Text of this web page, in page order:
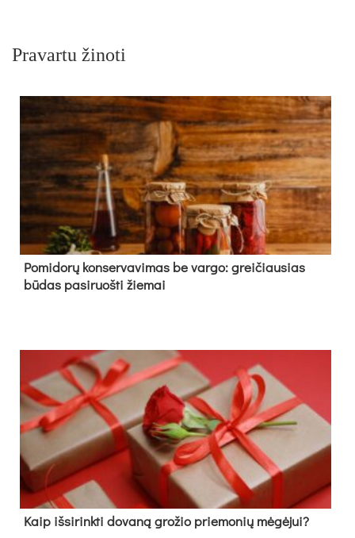
Pravartu žinoti
Pomidorų konservavimas be vargo: greičiausias
būdas pasiruošti žiemai
Kaip išsirinkti dovaną grožio priemonių mėgėjui?